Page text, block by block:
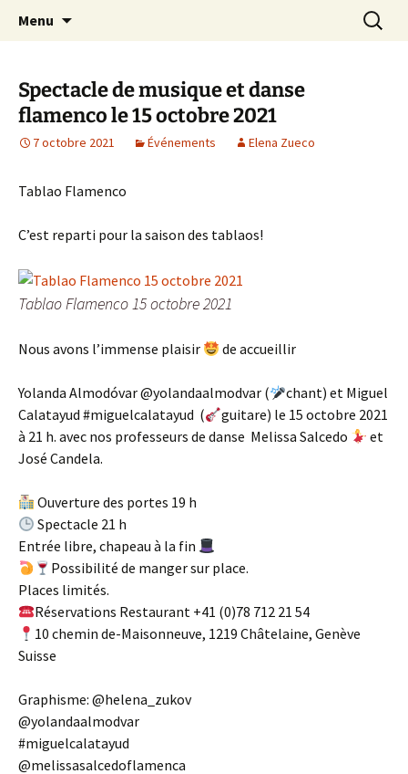
Arte Andaluz
ARTE ANDALUZ est une "Peña Flamenca", un
lieu de rencontre et d'échange autour de la
Menu
Spectacle de musique et danse
flamenco le 15 octobre 2021
7 octobre 2021 Événements Elena Zueco
Tablao Flamenco
C’est reparti pour la saison des tablaos!
Tablao Flamenco 15 octobre 2021
Nous avons l’immense plaisir de accueillir
Yolanda Almodóvar @yolandaalmodvar (
chant) et Miguel
Calatayud #miguelcalatayud (
guitare) le 15 octobre 2021
à 21 h. avec nos professeurs de danse Melissa Salcedo
et
José Candela.
Ouverture des portes 19 h
Spectacle 21 h
Entrée libre, chapeau à la fin
Possibilité de manger sur place.
Places limités.
Réservations Restaurant +41 (0)78 712 21 54
10 chemin de-Maisonneuve, 1219 Châtelaine, Genève
Suisse
Graphisme: @helena_zukov
@yolandaalmodvar
#miguelcalatayud
@melissasalcedoflamenca